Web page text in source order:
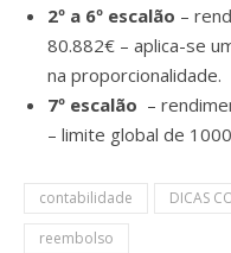
2º a 6º escalão –
80.882€ – aplica-se
na proporcionalidade.
7º escalão –
– limite global de
contabilidade DICAS
reembolso